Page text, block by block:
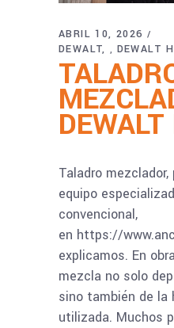
ABRIL 10, 2026
DEWALT
, DEWALT
Taladro
equipo
convencional,
en https://
explicamos. En
mezcla no solo
sino también de la
utilizada. Muchos